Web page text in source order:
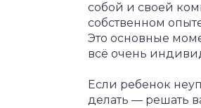
собой и своей
собственном
Это основные
всё очень
Если ребенок
делать — решать